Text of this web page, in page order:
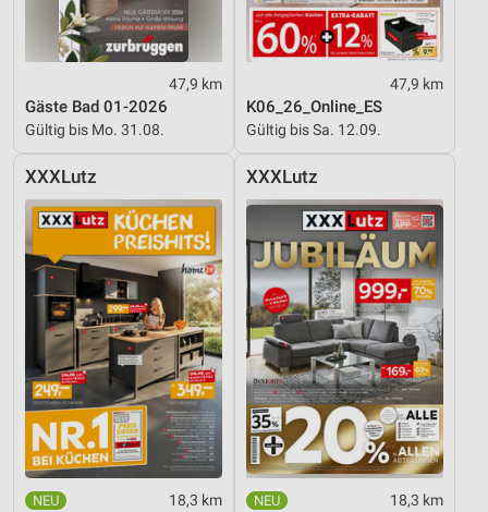
47,9 km
Gäste Bad 01-2026
Gültig bis Mo. 31.08.
47,9 km
K06_26_Online_ES
Gültig bis Sa. 12.09.
XXXLutz
18,3 km
XXXLutz
18,3 km
Performance
Werbung